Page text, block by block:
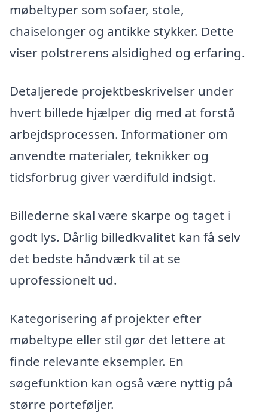
møbeltyper som sofaer, stole,
chaiselonger og antikke stykker. Dette
viser polstrerens alsidighed og erfaring.
Detaljerede projektbeskrivelser under
hvert billede hjælper dig med at forstå
arbejdsprocessen. Informationer om
anvendte materialer, teknikker og
tidsforbrug giver værdifuld indsigt.
Billederne skal være skarpe og taget i
godt lys. Dårlig billedkvalitet kan få selv
det bedste håndværk til at se
uprofessionelt ud.
Kategorisering af projekter efter
møbeltype eller stil gør det lettere at
finde relevante eksempler. En
søgefunktion kan også være nyttig på
større porteføljer.